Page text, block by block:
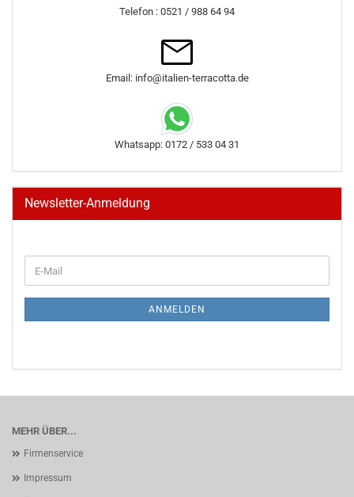
Telefon : 0521 / 988 64 94
Email: info@italien-terracotta.de
Whatsapp: 0172 / 533 04 31
Newsletter-Anmeldung
ZUR
E-
Mail
ANMELDEN
MEHR ÜBER...
Firmenservice
Impressum